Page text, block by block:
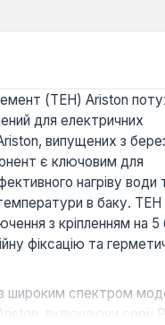
(ТЕН) Ariston
для електричних
випущених з
є ключовим для
нагріву води
в баку.
з кріпленням на 5
фіксацію та
з широким спектром
Ariston, включаючи серії